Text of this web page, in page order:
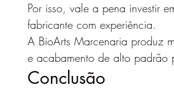
Por isso, vale a pena investir
fabricante com experiência.
A BioArts Marcenaria produz
e acabamento de alto padrão
Conclusão